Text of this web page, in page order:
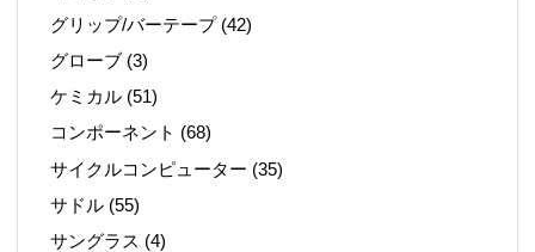
グリップ/バーテープ(42)
グローブ (3)
ケミカル (51)
コンポーネント (68)
サイクルコンピューター (35)
サドル (55)
サングラス (4)